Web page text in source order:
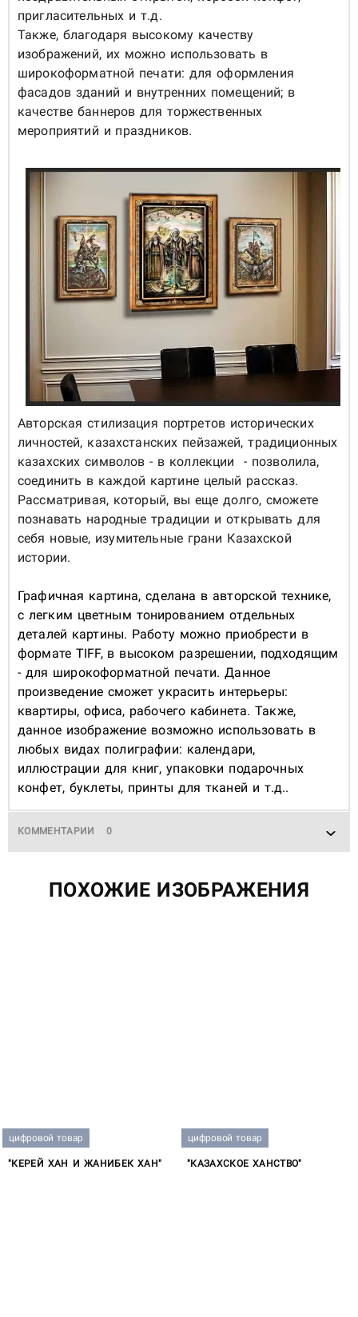
пригласительных и т.д.
Также, благодаря высокому качеству
изображений, их можно использовать в
широкоформатной печати: для оформления
фасадов зданий и внутренних помещений; в
качестве баннеров для торжественных
мероприятий и праздников.
Авторская стилизация портретов исторических
личностей, казахстанских пейзажей, традиционных
казахских символов - в коллекции - позволила,
соединить в каждой картине целый рассказ.
Рассматривая, который, вы еще долго, сможете
познавать народные традиции и открывать для
себя новые, изумительные грани Казахской
истории.
Графичная картина, сделана в авторской технике,
с легким цветным тонированием отдельных
деталей картины. Работу можно приобрести в
формате TIFF, в высоком разрешении, подходящим
- для широкоформатной печати. Данное
произведение сможет украсить интерьеры:
квартиры, офиса, рабочего кабинета. Также,
данное изображение возможно использовать в
любых видах полиграфии: календари,
иллюстрации для книг, упаковки подарочных
конфет, буклеты, принты для тканей и т.д..
КОММЕНТАРИИ 0
ПОХОЖИЕ ИЗОБРАЖЕНИЯ
цифровой товар
"КЕРЕЙ ХАН И ЖАНИБЕК ХАН"
цифровой товар
"КАЗАХСКОЕ ХАНСТВО"